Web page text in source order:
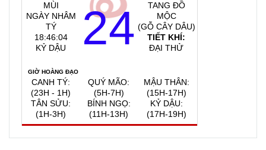
MÙI
NGÀY NHÂM
TÝ
18:46:05
KỶ DẬU
24
TANG ĐỒ
MỘC
(GỖ CÂY DÂU)
TIẾT KHÍ:
ĐẠI THỬ
GIỜ HOÀNG ĐẠO
CANH TÝ:
(23H - 1H)
TÂN SỬU:
(1H-3H)
QUÝ MÃO:
(5H-7H)
BÍNH NGỌ:
(11H-13H)
MẬU THÂN:
(15H-17H)
KỶ DẬU:
(17H-19H)